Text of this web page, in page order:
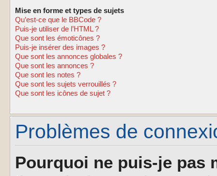
Mise en forme et types de sujets
Qu’est-ce que le BBCode ?
Puis-je utiliser de l’HTML ?
Que sont les émoticônes ?
Puis-je insérer des images ?
Que sont les annonces globales ?
Que sont les annonces ?
Que sont les notes ?
Que sont les sujets verrouillés ?
Que sont les icônes de sujet ?
Problèmes de
Pourquoi ne puis-je pas